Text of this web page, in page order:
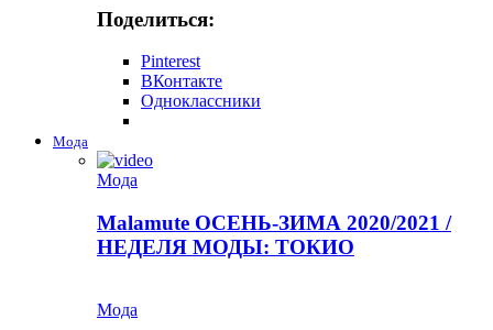
Поделиться:
Pinterest
ВКонтакте
Одноклассники
Мода
Мода
Malamute ОСЕНЬ-ЗИМА 2020/2021 /
НЕДЕЛЯ МОДЫ: ТОКИО
Мода